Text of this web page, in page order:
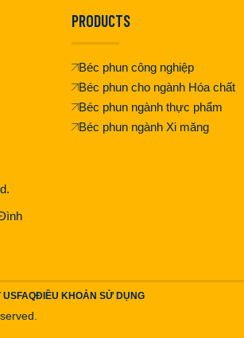
PRODUCTS
Béc phun công nghiệp
Béc phun cho ngành Hóa chất
Béc phun ngành thực phẩm
Béc phun ngành Xi măng
USFAQĐIỀU KHOẢN SỬ DỤNG